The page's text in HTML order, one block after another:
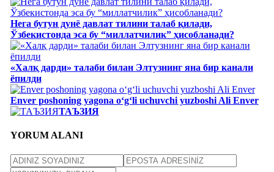
Нега бутун дунё давлат тилини талаб қилади,
Ўзбекистонда эса бу “миллатчилик” ҳисобланади?
«Халқ дарди» талаби билан Элтузнинг яна бир канали
ёпилди
Enver poshoning yagona o‘g‘li uchuvchi yuzboshi Ali Enver
ТАЪЗИЯ
YORUM ALANI